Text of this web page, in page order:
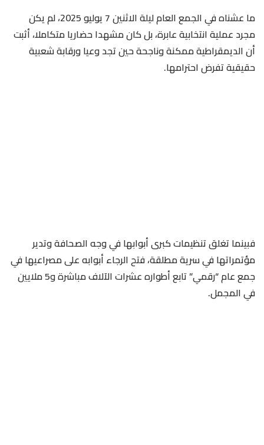
ما عشناه في الجمع العام ليلة الاثنين 7 يوليو 2025، لم يكن
مجرد عملية انتخابية عابرة، بل كان مشهدا حضاريا متكاملا، أثبت
أن الديمقراطية ممكنة وناجحة حين تجد وعيا ورقابة شعبية
حقيقية تفرض احترامها.
فبينما تغلق تنظيمات كبرى أبوابها في وجه الصحافة وتدير
مؤتمراتها في سرية مطلقة، فتح الرجاء أبوابه على مصراعيها في
جمع عام “رقمي” تابع أطواره عشرات الآلاف مباشرة و5 ملايين
في المجمل.